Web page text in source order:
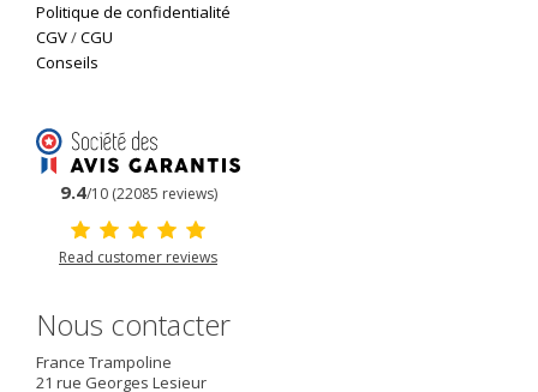
Politique de confidentialité
CGV/CGU
Conseils
9.4/10 (22085 reviews)
Read customer reviews
Nous contacter
France Trampoline
21 rue Georges Lesieur